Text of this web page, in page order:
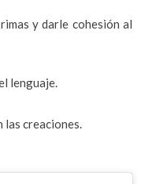
y darle cohesión al
lenguaje.
las creaciones.